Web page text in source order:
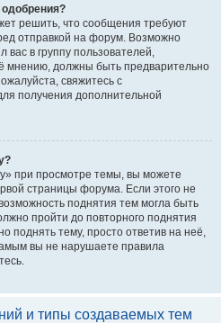
решить, что сообщения требуют
отправкой на форум. Возможно
вас в группу пользователей,
мнению, должны быть предварительно
свяжитесь с
получения дополнительной
при просмотре темы, вы можете
страницы форума. Если этого не
поднятия тем могла быть
пройти до повторного поднятия
тему, просто ответив на неё,
вы не нарушаете правила
и типы создаваемых тем